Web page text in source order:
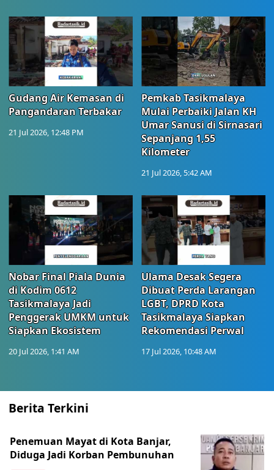
Gudang Air Kemasan di
Pangandaran Terbakar
21 Jul 2026, 12:48 PM
Pemkab Tasikmalaya
Mulai Perbaiki Jalan KH
Umar Sanusi di Sirnasari
Sepanjang 1,55
Kilometer
21 Jul 2026, 5:42 AM
Nobar Final Piala Dunia
di Kodim 0612
Tasikmalaya Jadi
Penggerak UMKM untuk
Siapkan Ekosistem
20 Jul 2026, 1:41 AM
Ulama Desak Segera
Dibuat Perda Larangan
LGBT, DPRD Kota
Tasikmalaya Siapkan
Rekomendasi Perwal
17 Jul 2026, 10:48 AM
Berita Terkini
Penemuan Mayat di Kota Banjar,
Diduga Jadi Korban Pembunuhan